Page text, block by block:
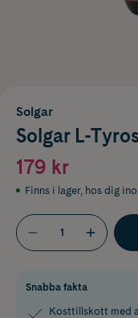
Solgar
Solgar L-
179 kr
Finns i lager, hos dig
Snabba fakta
Kosttillskott med